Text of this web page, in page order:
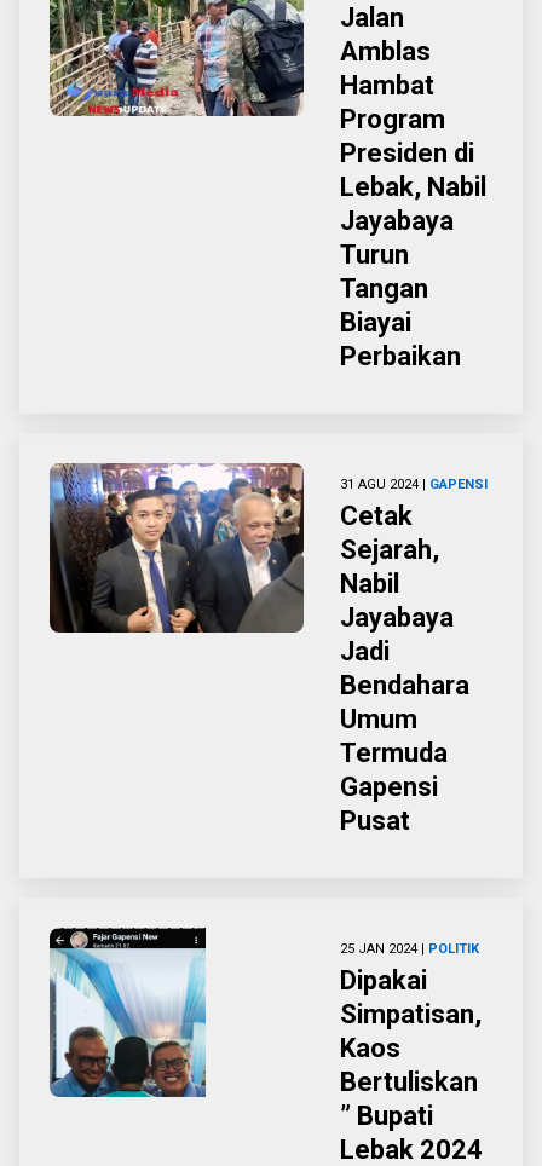
Jalan
Amblas
Hambat
Program
Presiden di
Lebak, Nabil
Jayabaya
Turun
Tangan
Biayai
Perbaikan
31 AGU 2024 | GAPENSI
Cetak
Sejarah,
Nabil
Jayabaya
Jadi
Bendahara
Umum
Termuda
Gapensi
Pusat
25 JAN 2024 | POLITIK
Dipakai
Simpatisan,
Kaos
Bertuliskan
” Bupati
Lebak 2024